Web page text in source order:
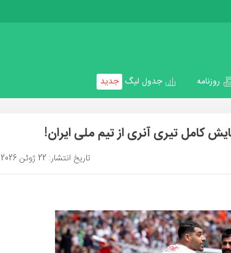
روزنامه جدول لیگ جدید
کامل تیری آنری از تیم ملی ایران!
تاریخ انتشار: 22 ژوئن 2026